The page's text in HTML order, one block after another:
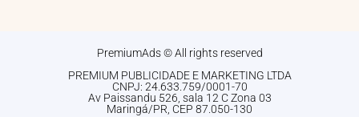
PremiumAds © All rights reserved
PREMIUM PUBLICIDADE E MARKETING LTDA
CNPJ: 24.633.759/0001-70
Av Paissandu 526, sala 12 C Zona 03
Maringá/PR, CEP 87.050-130